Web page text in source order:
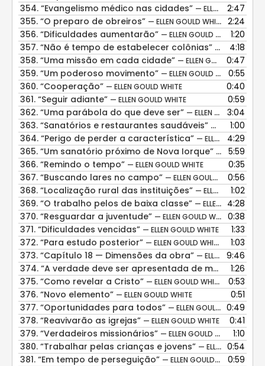
354. “Evangelismo médico nas cidades” — ELLEN GOULD WHITE
2:47
355. “O preparo de obreiros” — ELLEN GOULD WHITE
2:24
356. “Dificuldades aumentarão” — ELLEN GOULD WHITE
1:20
357. “Não é tempo de estabelecer colônias” — ELLEN
4:18
358. “Uma missão em cada cidade” — ELLEN GOULD WHITE
0:47
359. “Um poderoso movimento” — ELLEN GOULD WHITE
0:55
360. “Cooperação” — ELLEN GOULD WHITE
0:40
361. “Seguir adiante” — ELLEN GOULD WHITE
0:59
362. “Uma parábola do que deve ser” — ELLEN GOULD WHITE
3:04
363. “Sanatórios e restaurantes saudáveis” — ELLEN1:00
364. “Perigo de perder a característica” — ELLEN GOULD WHITE
4:29
365. “Um sanatório próximo de Nova Iorque” — ELLEN
5:59
366. “Remindo o tempo” — ELLEN GOULD WHITE
0:35
367. “Buscando lares no campo” — ELLEN GOULD WHITE
0:56
368. “Localização rural das instituições” — ELLEN GOULD WHITE
1:02
369. “O trabalho pelos de baixa classe” — ELLEN GOULD WHITE
4:28
370. “Resguardar a juventude” — ELLEN GOULD WHITE
0:38
371. “Dificuldades vencidas” — ELLEN GOULD WHITE
1:33
372. “Para estudo posterior” — ELLEN GOULD WHITE
1:03
373. “Capítulo 18 — Dimensões da obra” — ELLEN GOULD WHITE
9:46
374. “A verdade deve ser apresentada de muitos modos”
1:26
375. “Como revelar a Cristo” — ELLEN GOULD WHITE
0:53
376. “Novo elemento” — ELLEN GOULD WHITE
0:51
377. “Oportunidades para todos” — ELLEN GOULD WHITE
0:49
378. “Reavivarão as igrejas” — ELLEN GOULD WHITE
0:41
379. “Verdadeiros missionários” — ELLEN GOULD WHITE
1:10
380. “Trabalhar pelas crianças e jovens” — ELLEN GOULD WHITE
0:54
381. “Em tempo de perseguição” — ELLEN GOULD WHITE
0:59